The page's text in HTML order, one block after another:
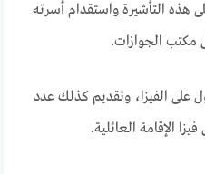
هذه التأشيرة واستقدام أسرته
مكتب الجوازات.
الفيزا، وتقديم كذلك عدد
الإقامة العائلية.